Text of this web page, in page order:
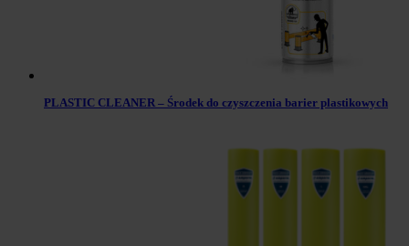
PLASTIC CLEANER – Środek do czyszczenia barier plastikowych